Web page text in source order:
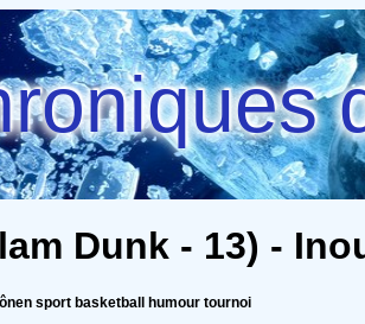
Dunk - 13) -
sport basketball humour tournoi